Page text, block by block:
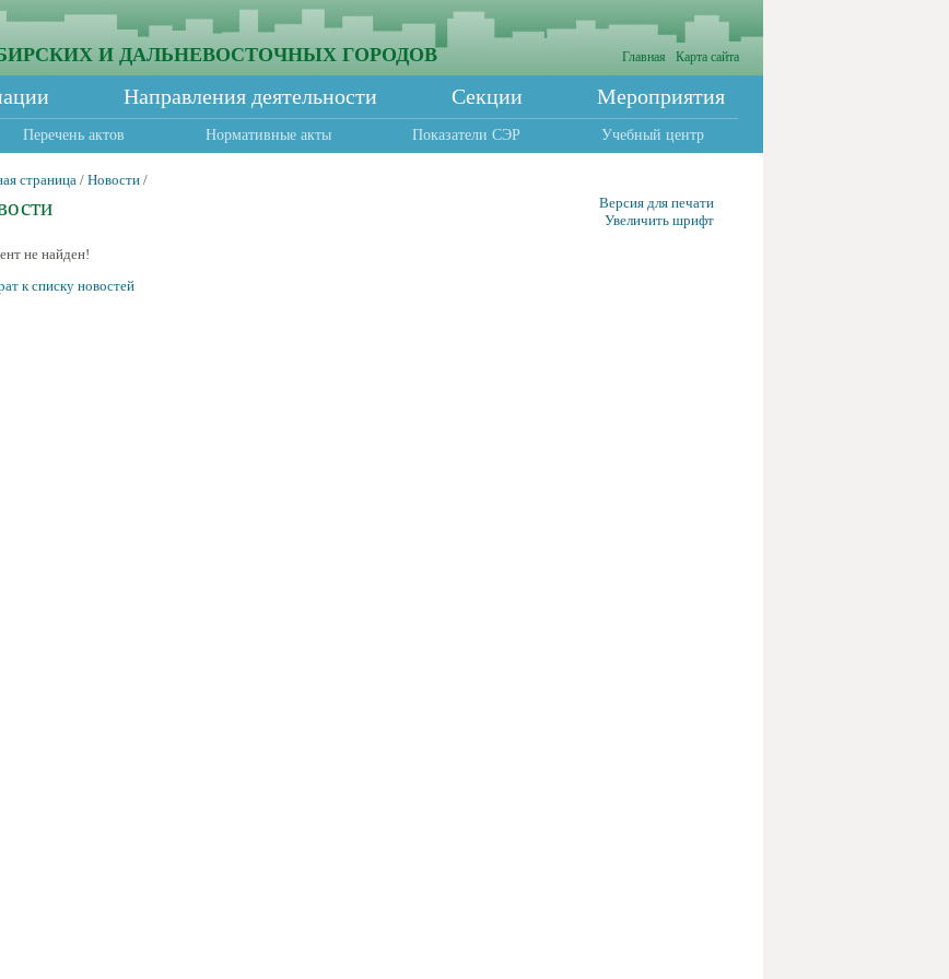
И ДАЛЬНЕВОСТОЧНЫХ ГОРОДОВ Главная Карта сайта
Направления деятельности Секции Мероприятия
Перечень актов Нормативные акты Показатели СЭР Учебный центр
страница / Новости /
Версия для печати
Увеличить шрифт
не найден!
к списку новостей